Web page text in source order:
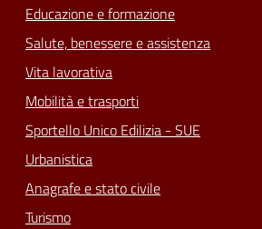
Educazione e formazione
Salute, benessere e assistenza
Vita lavorativa
Mobilità e trasporti
Sportello Unico Edilizia - SUE
Urbanistica
Anagrafe e stato civile
Turismo